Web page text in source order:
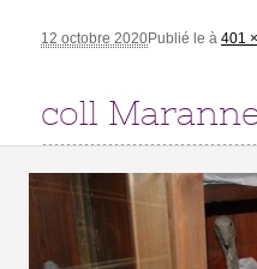
Evénements et expositions
coll Maranne
Publié le
12 octobre 2020 à401